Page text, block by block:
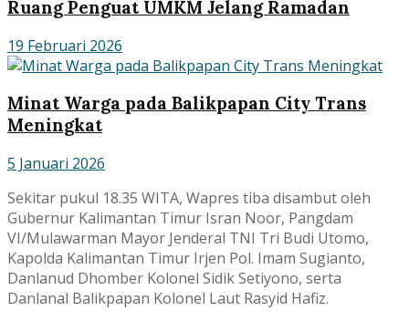
Ruang Penguat UMKM Jelang Ramadan
19 Februari 2026
Minat Warga pada Balikpapan City Trans
Meningkat
5 Januari 2026
Sekitar pukul 18.35 WITA, Wapres tiba disambut oleh
Gubernur Kalimantan Timur Isran Noor, Pangdam
VI/Mulawarman Mayor Jenderal TNI Tri Budi Utomo,
Kapolda Kalimantan Timur Irjen Pol. Imam Sugianto,
Danlanud Dhomber Kolonel Sidik Setiyono, serta
Danlanal Balikpapan Kolonel Laut Rasyid Hafiz.